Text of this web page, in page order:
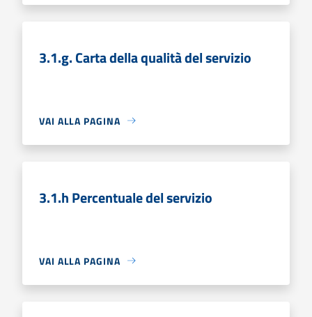
3.1.g. Carta della qualità del servizio
VAI ALLA PAGINA
3.1.h Percentuale del servizio
VAI ALLA PAGINA